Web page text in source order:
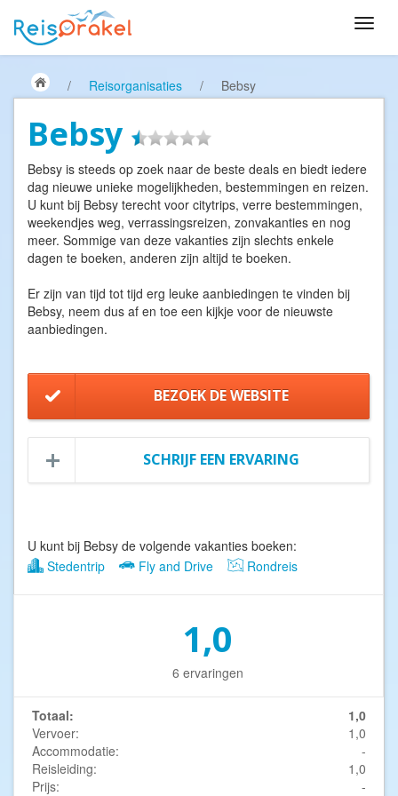
/ Reisorganisaties / Bebsy
Bebsy
Bebsy is steeds op zoek naar de beste deals en biedt iedere
dag nieuwe unieke mogelijkheden, bestemmingen en reizen.
U kunt bij Bebsy terecht voor citytrips, verre bestemmingen,
weekendjes weg, verrassingsreizen, zonvakanties en nog
meer. Sommige van deze vakanties zijn slechts enkele
dagen te boeken, anderen zijn altijd te boeken.
Er zijn van tijd tot tijd erg leuke aanbiedingen te vinden bij
Bebsy, neem dus af en toe een kijkje voor de nieuwste
aanbiedingen.
BEZOEK DE WEBSITE
SCHRIJF EEN ERVARING
U kunt bij Bebsy de volgende vakanties boeken:
Stedentrip
Fly and Drive Rondreis
1,0
6 ervaringen
Totaal:
1,0
Vervoer:
1,0
Accommodatie:
-
Reisleiding:
1,0
Prijs:
-